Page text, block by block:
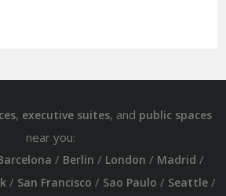
, executive suites, and public spaces
near you:
/ Berlin / London / Madrid /
/ San Francisco / Sao Paulo / Seattle/